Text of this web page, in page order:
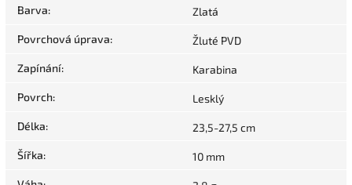
Barva: Zlatá
Povrchová úprava: Žluté PVD
Zapínání: Karabina
Povrch: Lesklý
Délka: 23,5-27,5 cm
Šířka: 10 mm